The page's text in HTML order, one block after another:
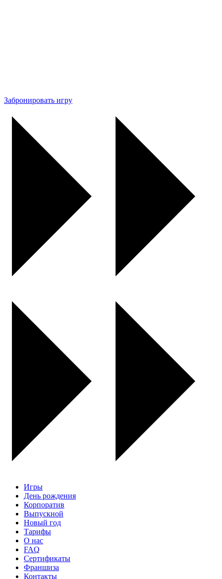
Забронировать игру
Игры
День рождения
Корпоратив
Выпускной
Новый год
Тарифы
О нас
FAQ
Сертификаты
Франшиза
Контакты